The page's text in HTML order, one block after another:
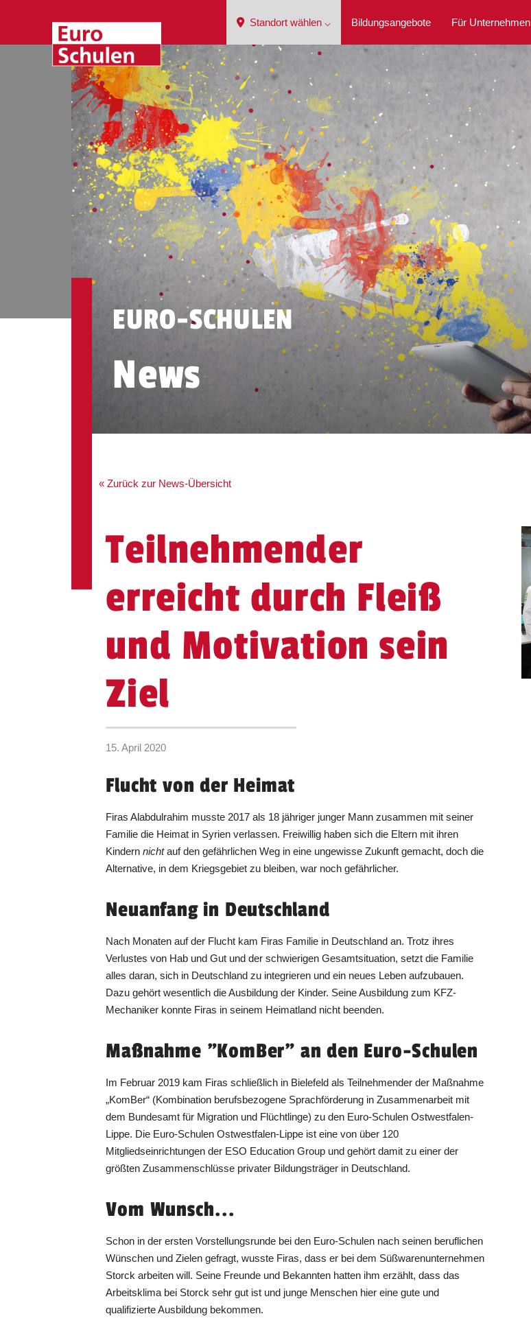
Standort wählen ⌵ Bildungsangebote Für Unternehmen
EURO-SCHULEN
News
« Zurück zur News-Übersicht
Teilnehmender
erreicht durch Fleiß
und Motivation sein
Ziel
15. April 2020
Flucht von der Heimat
Firas Alabdulrahim musste 2017 als 18 jähriger junger Mann zusammen mit seiner
Familie die Heimat in Syrien verlassen. Freiwillig haben sich die Eltern mit ihren
Kindernnichtauf den gefährlichen Weg in eine ungewisse Zukunft gemacht, doch die
Alternative, in dem Kriegsgebiet zu bleiben, war noch gefährlicher.
Neuanfang in Deutschland
Nach Monaten auf der Flucht kam Firas Familie in Deutschland an. Trotz ihres
Verlustes von Hab und Gut und der schwierigen Gesamtsituation, setzt die Familie
alles daran, sich in Deutschland zu integrieren und ein neues Leben aufzubauen.
Dazu gehört wesentlich die Ausbildung der Kinder. Seine Ausbildung zum KFZ-
Mechaniker konnte Firas in seinem Heimatland nicht beenden.
Maßnahme "KomBer" an den Euro-Schulen
Im Februar 2019 kam Firas schließlich in Bielefeld als Teilnehmender der Maßnahme
„KomBer“ (Kombination berufsbezogene Sprachförderung in Zusammenarbeit mit
dem Bundesamt für Migration und Flüchtlinge) zu den Euro-Schulen Ostwestfalen-
Lippe. Die Euro-Schulen Ostwestfalen-Lippe ist eine von über 120
Mitgliedseinrichtungen der ESO Education Group und gehört damit zu einer der
größten Zusammenschlüsse privater Bildungsträger in Deutschland.
Vom Wunsch...
Schon in der ersten Vorstellungsrunde bei den Euro-Schulen nach seinen beruflichen
Wünschen und Zielen gefragt, wusste Firas, dass er bei dem Süßwarenunternehmen
Storck arbeiten will. Seine Freunde und Bekannten hatten ihm erzählt, dass das
Arbeitsklima bei Storck sehr gut ist und junge Menschen hier eine gute und
qualifizierte Ausbildung bekommen.